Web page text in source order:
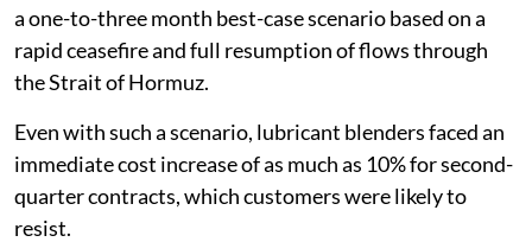
a one-to-three month best-case scenario based on a
rapid ceasefire and full resumption of flows through
the Strait of Hormuz.
Even with such a scenario, lubricant blenders faced an
immediate cost increase of as much as 10% for second-
quarter contracts, which customers were likely to
resist.